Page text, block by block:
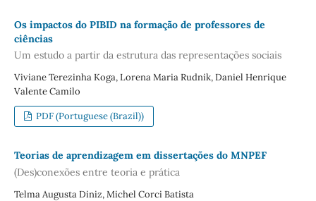
Os impactos do PIBID na formação de professores de
ciências
Um estudo a partir da estrutura das representações sociais
Viviane Terezinha Koga, Lorena Maria Rudnik, Daniel Henrique
Valente Camilo
PDF (Portuguese (Brazil))
Teorias de aprendizagem em dissertações do MNPEF
(Des)conexões entre teoria e prática
Telma Augusta Diniz, Michel Corci Batista